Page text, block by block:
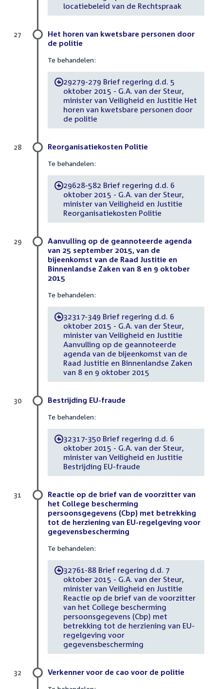
locatiebeleid van de Rechtspraak
Het horen van kwetsbare personen door
de politie
Te behandelen:
-29279-279 Brief regering d.d. 5
oktober 2015 - G.A. van der Steur,
minister van Veiligheid en Justitie Het
horen van kwetsbare personen door
de politie
27
Reorganisatiekosten Politie
Te behandelen:
-29628-582 Brief regering d.d. 6
oktober 2015 - G.A. van der Steur,
minister van Veiligheid en Justitie
Reorganisatiekosten Politie
28
Aanvulling op de geannoteerde agenda
van 25 september 2015, van de
bijeenkomst van de Raad Justitie en
Binnenlandse Zaken van 8 en 9 oktober
2015
Te behandelen:
-32317-349 Brief regering d.d. 6
oktober 2015 - G.A. van der Steur,
minister van Veiligheid en Justitie
Aanvulling op de geannoteerde
agenda van de bijeenkomst van de
Raad Justitie en Binnenlandse Zaken
van 8 en 9 oktober 2015
29
Bestrijding EU-fraude
Te behandelen:
-32317-350 Brief regering d.d. 6
oktober 2015 - G.A. van der Steur,
minister van Veiligheid en Justitie
Bestrijding EU-fraude
30
Reactie op de brief van de voorzitter van
het College bescherming
persoonsgegevens (Cbp) met betrekking
tot de herziening van EU-regelgeving voor
gegevensbescherming
Te behandelen:
-32761-88 Brief regering d.d. 7
oktober 2015 - G.A. van der Steur,
minister van Veiligheid en Justitie
Reactie op de brief van de voorzitter
van het College bescherming
persoonsgegevens (Cbp) met
betrekking tot de herziening van EU-
regelgeving voor
gegevensbescherming
31
Verkenner voor de cao voor de politie
32